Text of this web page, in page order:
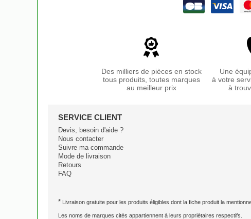
Des milliers de pièces en stock
tous produits, toutes marques
au meilleur prix
Une
à votre
à
SERVICE CLIENT
Devis, besoin d'aide ?
Nous contacter
Suivre ma commande
Mode de livraison
Retours
FAQ
* Livraison gratuite pour les produits éligibles dont la fiche produit la
Les noms de marques cités appartiennent à leurs propriétaires respectifs.